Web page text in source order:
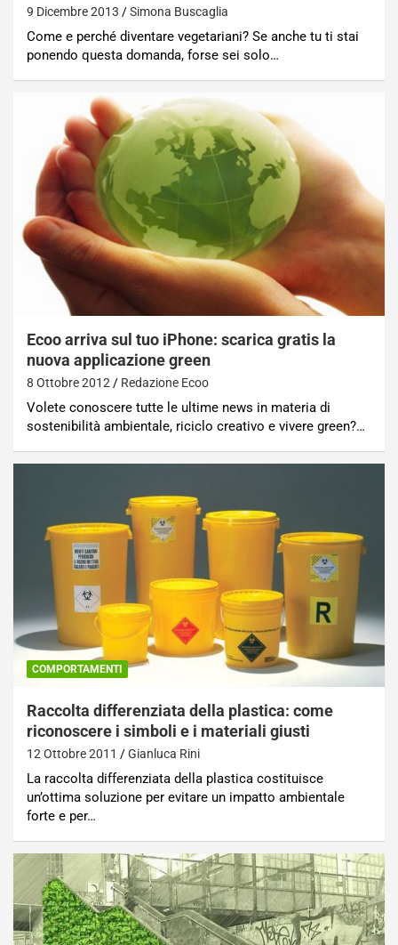
9 Dicembre 2013 Simona Buscaglia
Come e perché diventare vegetariani? Se anche tu ti stai
ponendo questa domanda, forse sei solo…
Ecoo arriva sul tuo iPhone: scarica gratis la
nuova applicazione green
8 Ottobre 2012 Redazione Ecoo
Volete conoscere tutte le ultime news in materia di
sostenibilità ambientale, riciclo creativo e vivere green?…
COMPORTAMENTI
Raccolta differenziata della plastica: come
riconoscere i simboli e i materiali giusti
12 Ottobre 2011 Gianluca Rini
La raccolta differenziata della plastica costituisce
un’ottima soluzione per evitare un impatto ambientale
forte e per…